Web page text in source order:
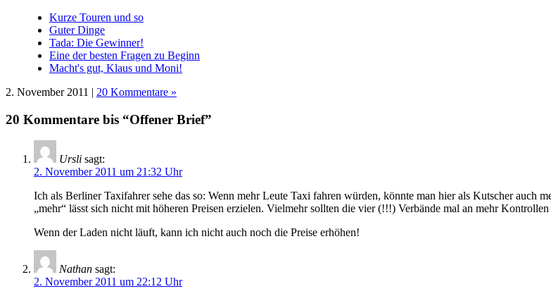
Kurze Touren und so
Guter Dinge
Tada: Die Gewinner!
Eine der besten Fragen zu Beginn
Macht's gut, Klaus und Moni!
2. November 2011 | 20 Kommentare »
20 Kommentare bis “Offener Brief”
Ursli sagt:
2. November 2011 um 21:32 Uhr
Ich als Berliner Taxifahrer sehe das so: Wenn mehr Leute Taxi fahren würden, könnte man hier als Kutscher auch
„mehr“ lässt sich nicht mit höheren Preisen erzielen. Vielmehr sollten die vier (!!!) Verbände mal an mehr
Wenn der Laden nicht läuft, kann ich nicht auch noch die Preise erhöhen!
Nathan sagt:
2. November 2011 um 22:12 Uhr